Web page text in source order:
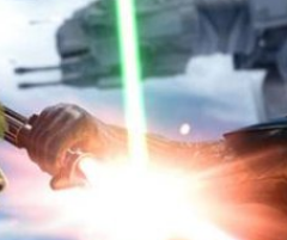
เทพ MASS EFFECT ,
Edge และ
ที่เปิดตัวเกมระดับเรือธงของ
ครามอวกาศ MASS EFFECT
ดที่ประกาศทำลง PS4 XBoxOne
ลายปี 2016 ซึ่งอีกนานกันเลย แต่
Need For Speed ที่ประกาศลง
ago